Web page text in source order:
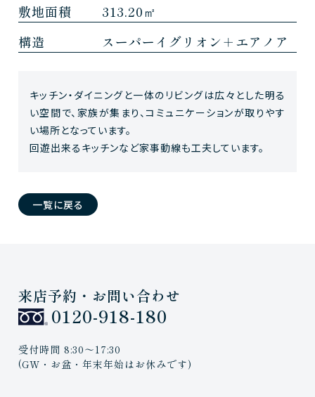
敷地面積
313.20㎡
構造
スーパーイグリオン＋エアノア
キッチン・ダイニングと一体のリビングは広々とした明る
い空間で、家族が集まり、コミュニケーションが取りやす
い場所となっています。
回遊出来るキッチンなど家事動線も工夫しています。
一覧に戻る
来店予約・お問い合わせ
0120-918-180
受付時間 8:30〜17:30
(GW・お盆・年末年始はお休みです)